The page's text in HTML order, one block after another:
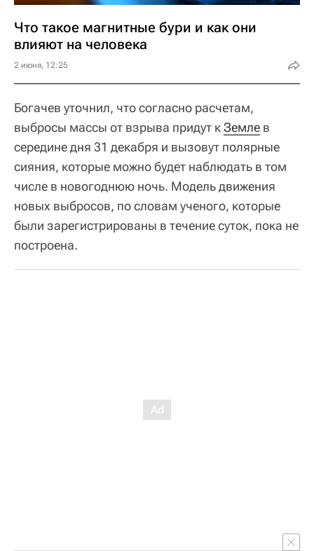
Что такое магнитные бури и как они
влияют на человека
2 июня, 12:25
Богачев уточнил, что согласно расчетам,
выбросы массы от взрыва придут кЗемле в
середине дня 31 декабря и вызовут полярные
сияния, которые можно будет наблюдать в том
числе в новогоднюю ночь. Модель движения
новых выбросов, по словам ученого, которые
были зарегистрированы в течение суток, пока не
построена.